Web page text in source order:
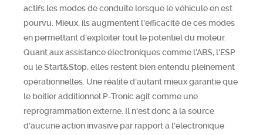
actifs les modes de conduite lorsque le véhicule en est
pourvu. Mieux, ils augmentent l'efficacité de ces modes
en permettant d'exploiter tout le potentiel du moteur.
Quant aux assistance électroniques comme l'ABS, l'ESP
ou le Start&Stop, elles restent bien entendu pleinement
opérationnelles. Une réalité d'autant mieux garantie que
le boitier additionnel P-Tronic agit comme une
reprogrammation externe. Il n'est donc à la source
d'aucune action invasive par rapport à l'électronique